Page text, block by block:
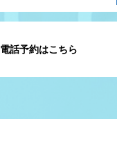
電話予約はこちら